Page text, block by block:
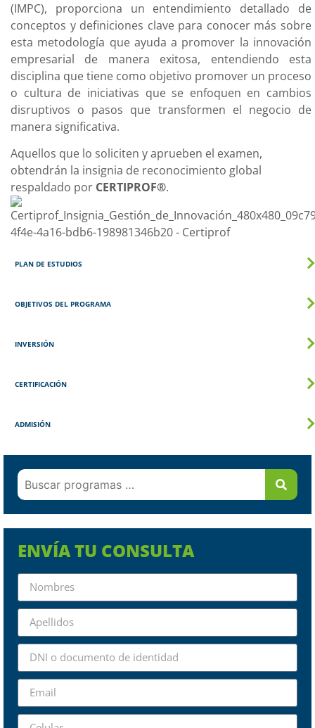
(IMPC), proporciona un entendimiento detallado de
conceptos y definiciones clave para conocer más sobre
esta metodología que ayuda a promover la innovación
empresarial de manera exitosa, entendiendo esta
disciplina que tiene como objetivo promover un proceso
o cultura de iniciativas que se enfoquen en cambios
disruptivos o pasos que transformen el negocio de
manera significativa.
Aquellos que lo soliciten y aprueben el examen,
obtendrán la insignia de reconocimiento global
respaldado por CERTIPROF®.
PLAN DE ESTUDIOS
OBJETIVOS DEL PROGRAMA
INVERSIÓN
CERTIFICACIÓN
ADMISIÓN
ENVÍA TU CONSULTA